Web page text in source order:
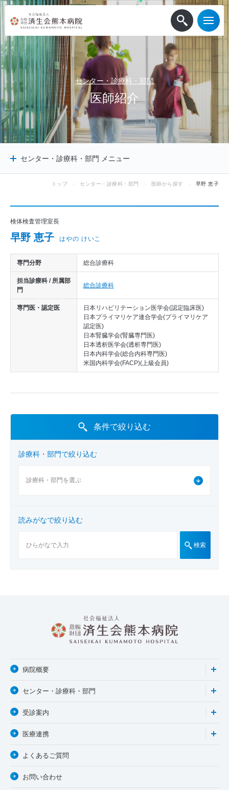
センター・診療科・部門
医師紹介
センター・診療科・部門 メニュー
診療サポート部門
医師から探す
トップ センター・診療科・部門 医師から探す 早野 恵子
検体検査管理室長
早野 恵子 はやの けいこ
専門分野 総合診療科
担当診療科 / 所属部
門
総合診療科
専門医・認定医
日本リハビリテーション医学会(認定臨床医)
日本プライマリケア連合学会(プライマリケア
認定医)
日本腎臓学会(腎臓専門医)
日本透析医学会(透析専門医)
日本内科学会(総合内科専門医)
米国内科学会(FACP)(上級会員)
条件で絞り込む
診療科・部門で絞り込む
読みがなで絞り込む
検索
病院概要
センター・診療科・部門
受診案内
医療連携
よくあるご質問
お問い合わせ